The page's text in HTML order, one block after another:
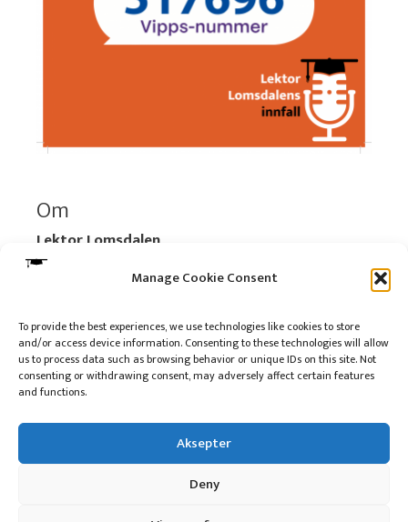
Manage Cookie Consent
To provide the best experiences, we use technologies like cookies to store
and/or access device information. Consenting to these technologies will allow
us to process data such as browsing behavior or unique IDs on this site. Not
consenting or withdrawing consent, may adversely affect certain features
and functions.
Aksepter
Deny
Om
Lektor Lomsdalen
Organisasjonsnummer:
920 712 312 MVA
Les mer:Om selskapet
Les mer:Om reklame på podkasten